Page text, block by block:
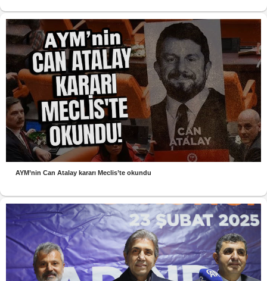
AYM’nin Can Atalay kararı Meclis’te okundu